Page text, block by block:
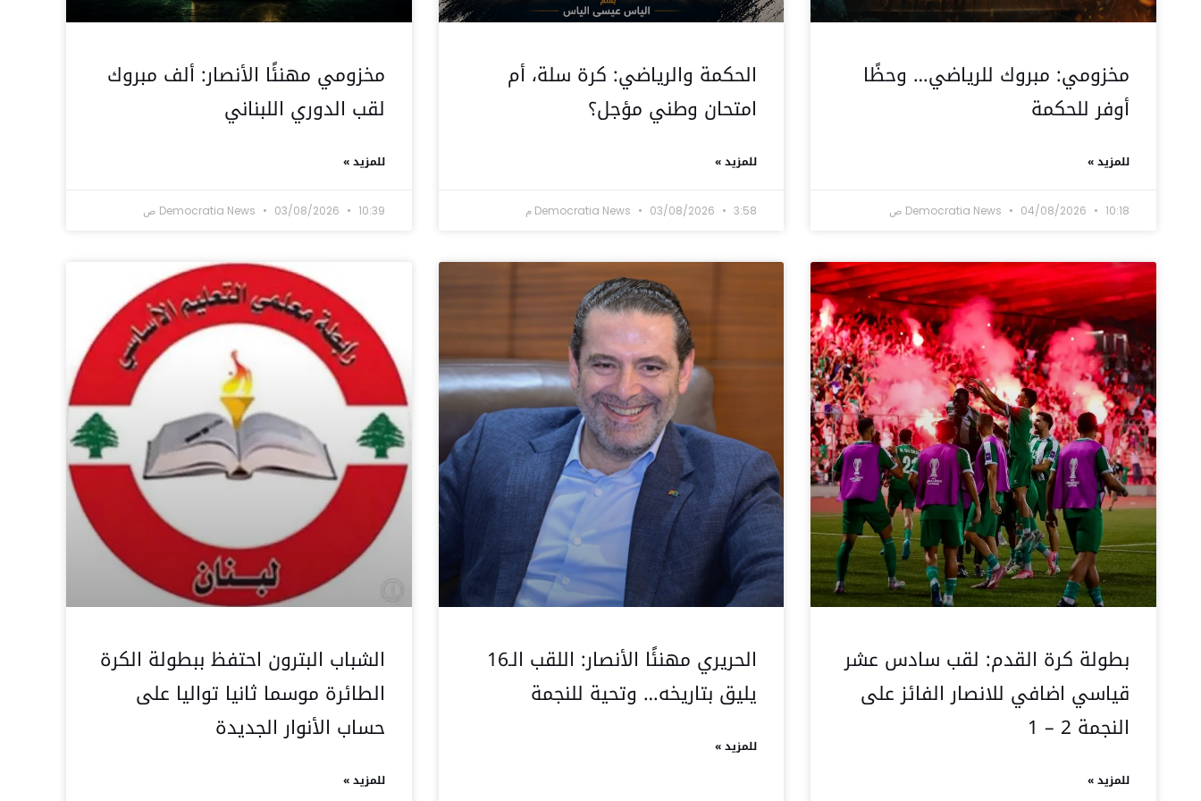
مخزومي: مبروك للرياضي… وحظًا
أوفر للحكمة
للمزيد »
Democratia News 04/08/2026 10:18 ص
الحكمة والرياضي: كرة سلة، أم
امتحان وطني مؤجل؟
للمزيد »
Democratia News 03/08/2026 3:58 م
مخزومي مهنئًا الأنصار: ألف مبروك
لقب الدوري اللبناني
للمزيد »
Democratia News 03/08/2026 10:39 ص
بطولة كرة القدم: لقب سادس عشر
قياسي اضافي للانصار الفائز على
النجمة 2 – 1
للمزيد »
الحريري مهنئًا الأنصار: اللقب الـ16
يليق بتاريخه… وتحية للنجمة
للمزيد »
الشباب البترون احتفظ ببطولة الكرة
الطائرة موسما ثانيا تواليا على
حساب الأنوار الجديدة
للمزيد »